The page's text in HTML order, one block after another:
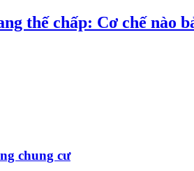
thế chấp: Cơ chế nào
chung cư